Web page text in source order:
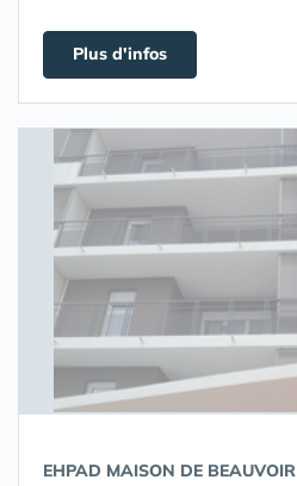
Plus d'infos
EHPAD MAISON DE BEAUVOIR